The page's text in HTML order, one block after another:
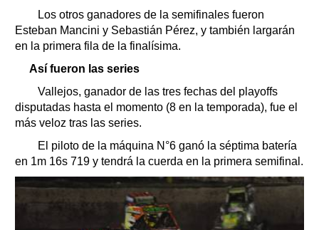
Los otros ganadores de la semifinales fueron
Esteban Mancini y Sebastián Pérez, y también largarán
en la primera fila de la finalísima.
Así fueron las series
Vallejos, ganador de las tres fechas del playoffs
disputadas hasta el momento (8 en la temporada), fue el
más veloz tras las series.
El piloto de la máquina N°6 ganó la séptima batería
en 1m 16s 719 y tendrá la cuerda en la primera semifinal.